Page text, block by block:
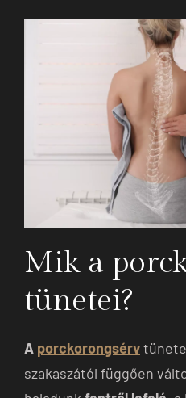
Mik a
tünetei?
A porckorongsérv
szakaszától függően